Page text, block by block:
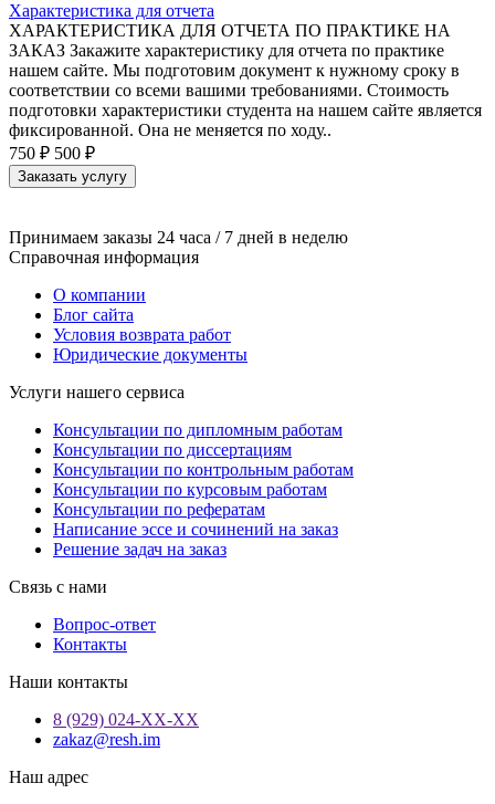
Характеристика для отчета
ХАРАКТЕРИСТИКА ДЛЯ ОТЧЕТА ПО ПРАКТИКЕ НА
ЗАКАЗ Закажите характеристику для отчета по практике
нашем сайте. Мы подготовим документ к нужному сроку в
соответствии со всеми вашими требованиями. Стоимость
подготовки характеристики студента на нашем сайте является
фиксированной. Она не меняется по ходу..
750 ₽ 500 ₽
Заказать услугу
Принимаем заказы 24 часа / 7 дней в неделю
Справочная информация
О компании
Блог сайта
Условия возврата работ
Юридические документы
Услуги нашего сервиса
Консультации по дипломным работам
Консультации по диссертациям
Консультации по контрольным работам
Консультации по курсовым работам
Консультации по рефератам
Написание эссе и сочинений на заказ
Решение задач на заказ
Связь с нами
Вопрос-ответ
Контакты
Наши контакты
8 (929) 024-ХХ-ХХ
zakaz@resh.im
Наш адрес